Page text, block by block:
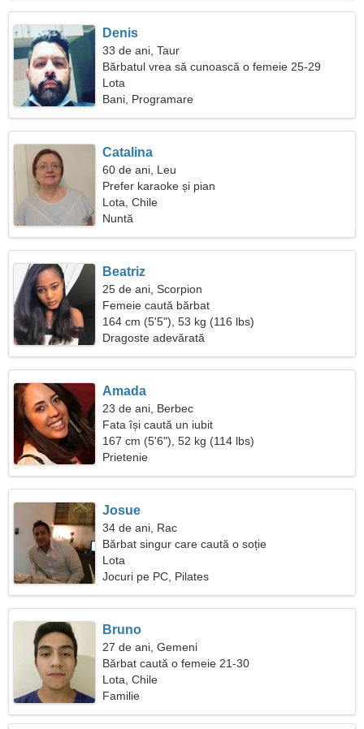
Denis
33 de ani, Taur
Bărbatul vrea să cunoască o femeie 25-29
Lota
Bani, Programare
Catalina
60 de ani, Leu
Prefer karaoke și pian
Lota, Chile
Nuntă
Beatriz
25 de ani, Scorpion
Femeie caută bărbat
164 cm (5'5"), 53 kg (116 lbs)
Dragoste adevărată
Amada
23 de ani, Berbec
Fata își caută un iubit
167 cm (5'6"), 52 kg (114 lbs)
Prietenie
Josue
34 de ani, Rac
Bărbat singur care caută o soție
Lota
Jocuri pe PC, Pilates
Bruno
27 de ani, Gemeni
Bărbat caută o femeie 21-30
Lota, Chile
Familie